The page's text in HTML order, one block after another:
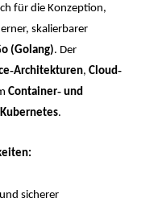
für die Konzeption,
skalierbarer
(Golang). Der
-Architekturen, Cloud-
Container- und
.
sicherer